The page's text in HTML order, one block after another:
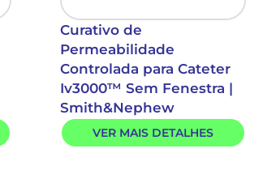
Curativo de
Permeabilidade
Controlada para Cateter
Iv3000™ Sem Fenestra |
Smith&Nephew
VER MAIS DETALHES